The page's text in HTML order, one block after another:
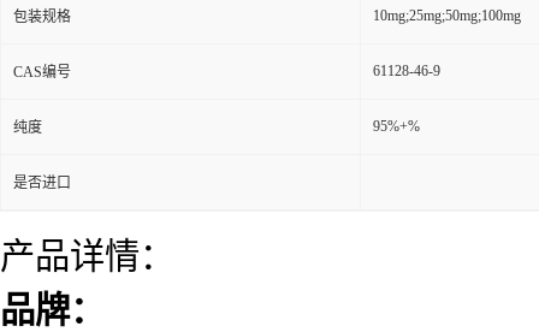
包装规格 10mg;25mg;50mg;100mg
CAS编号 61128-46-9
纯度 95%+%
是否进口
产品详情：
品牌：